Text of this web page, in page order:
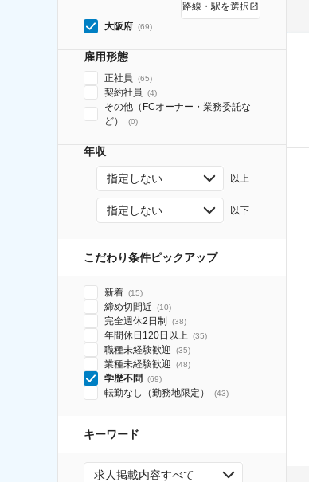
路線・駅を選択
大阪府 (69)
雇用形態
正社員 (65)
契約社員 (4)
その他（FCオーナー・業務委託な
ど）
(0)
年収
指定しない 以上
指定しない 以下
こだわり条件ピックアップ
新着 (15)
締め切間近 (10)
完全週休2日制 (38)
年間休日120日以上 (35)
職種未経験歓迎 (35)
業種未経験歓迎 (48)
学歴不問 (69)
転勤なし（勤務地限定） (43)
キーワード
求人掲載内容すべて